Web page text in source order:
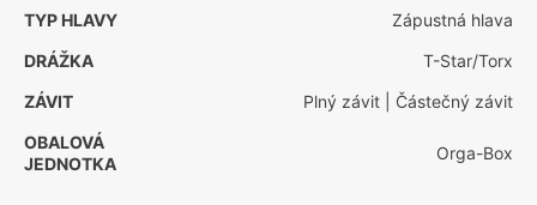
TYP HLAVY
Zápustná hlava
DRÁŽKA
T-Star/Torx
ZÁVIT
Plný závit | Částečný závit
OBALOVÁ
JEDNOTKA
Orga-Box